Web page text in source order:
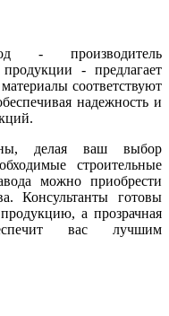
- производитель
продукции - предлагает
соответствуют
надежность и
делая ваш выбор
строительные
можно приобрести
Консультанты готовы
а прозрачная
вас лучшим